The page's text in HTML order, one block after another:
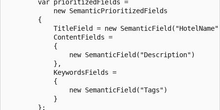
        var prioritizedFields =
            new SemanticPrioritizedFields
        {
TitleField = new
            ContentFields =
            {
                new SemanticField("Description")
            },
            KeywordsFields =
            {
                new SemanticField("Tags")
            }
        };